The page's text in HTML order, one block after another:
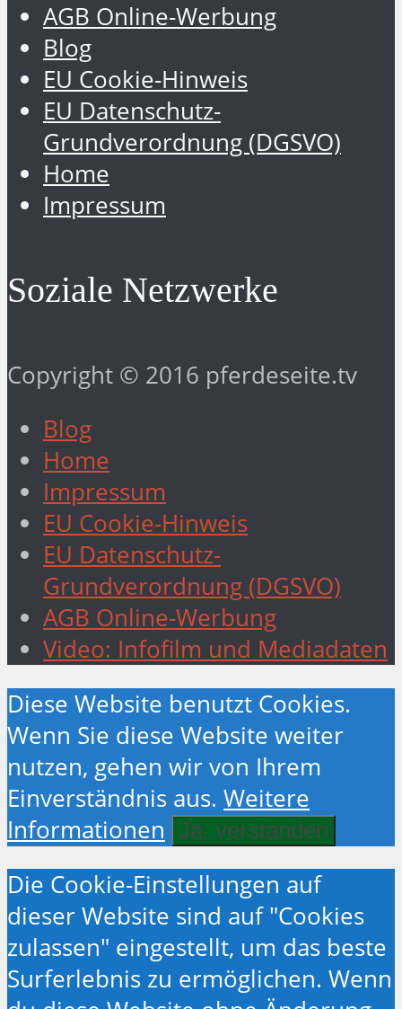
AGB Online-Werbung
Blog
EU Cookie-Hinweis
EU Datenschutz-
Grundverordnung (DGSVO)
Home
Impressum
Soziale Netzwerke
Copyright © 2016 pferdeseite.tv
Blog
Home
Impressum
EU Cookie-Hinweis
EU Datenschutz-
Grundverordnung (DGSVO)
AGB Online-Werbung
Video: Infofilm und Mediadaten
Diese Website benutzt Cookies.
Wenn Sie diese Website weiter
nutzen, gehen wir von Ihrem
Einverständnis aus. Weitere
Informationen
Ja. verstanden
Die Cookie-Einstellungen auf
dieser Website sind auf "Cookies
zulassen" eingestellt, um das beste
Surferlebnis zu ermöglichen. Wenn